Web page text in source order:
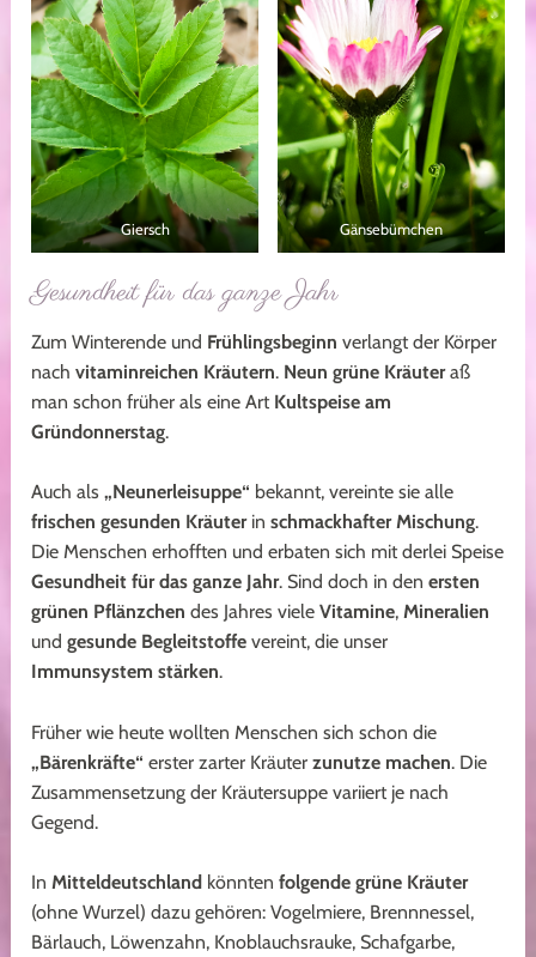
Giersch Gänsebümchen
Gesundheit für das ganze Jahr
Zum Winterende und Frühlingsbeginn verlangt der Körper
nachvitaminreichen Kräutern. Neun grüne Kräuteraß
man schon früher als eine Art Kultspeise am
Gründonnerstag.
Auch als„Neunerleisuppe“ bekannt, vereinte sie alle
frischen gesunden Kräuterinschmackhafter Mischung.
Die Menschen erhofften und erbaten sich mit derlei Speise
Gesundheit für das ganze Jahr. Sind doch in denersten
grünen Pflänzchen des Jahres vieleVitamine,Mineralien
undgesunde Begleitstoffe vereint, die unser
Immunsystem stärken.
Früher wie heute wollten Menschen sich schon die
„Bärenkräfte“ erster zarter Kräuterzunutze machen. Die
Zusammensetzung der Kräutersuppe variiert je nach
Gegend.
InMitteldeutschland könntenfolgende grüne Kräuter
(ohne Wurzel) dazu gehören:Vogelmiere, Brennnessel,
Bärlauch, Löwenzahn, Knoblauchsrauke, Schafgarbe,